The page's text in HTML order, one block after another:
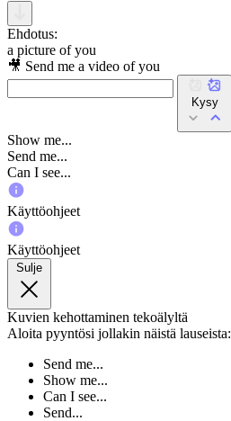
Ehdotus:
a picture of you
🎥 Send me a video of you
Kysy
Show me...
Send me...
Can I see...
Käyttöohjeet
Käyttöohjeet
Sulje
Kuvien kehottaminen tekoälyltä
Aloita pyyntösi jollakin näistä lauseista:
Send me...
Show me...
Can I see...
Send...